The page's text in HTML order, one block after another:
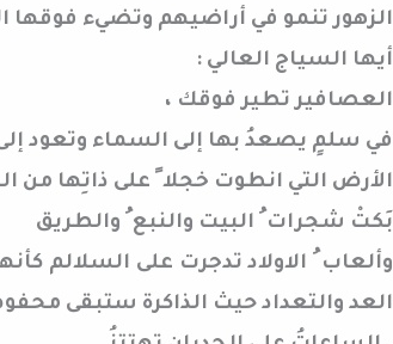
الزهور تنمو في أراضيهم وتضيء فوقها
أيها السياج العالي :
العصافير تطير فوقك ،
في سلمٍ يصعدُ بها إلى السماء وتعود
الأرض التي انطوت خجلا ً على ذاتِها من
بَكتْ شجرات ُ البيت والنبع ُ والطريق
وألعاب ُ الاولاد تدجرت على السلالم
العد والتعداد حيث الذاكرة ستبقى